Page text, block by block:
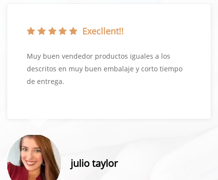
Execllent!!
Muy buen vendedor productos iguales a los
descritos en muy buen embalaje y corto tiempo
de entrega.
julio taylor